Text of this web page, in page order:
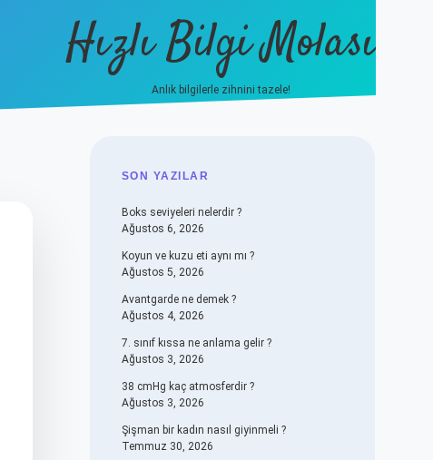
Hızlı Bilgi Molası
Anlık bilgilerle zihnini tazele!
SIDEBAR
SON YAZILAR
Boks seviyeleri nelerdir ?
Ağustos 6, 2026
Koyun ve kuzu eti aynı mı ?
Ağustos 5, 2026
Avantgarde ne demek ?
Ağustos 4, 2026
7. sınıf kıssa ne anlama gelir ?
Ağustos 3, 2026
38 cmHg kaç atmosferdir ?
Ağustos 3, 2026
Şişman bir kadın nasıl giyinmeli ?
Temmuz 30, 2026